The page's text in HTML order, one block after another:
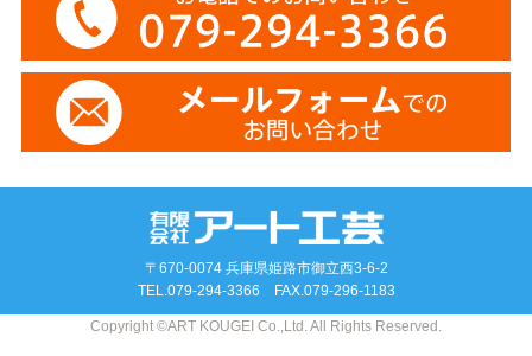
〒670-0074 兵庫県姫路市御立西3-6-2
TEL.079-294-3366 FAX.079-296-1183
Copyright ©ART KOUGEI Co.,Ltd. All Rights Reserved.